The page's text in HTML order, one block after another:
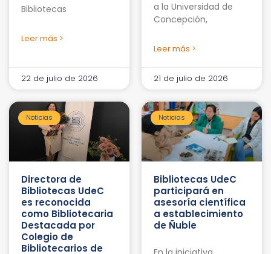
Bibliotecas
Leer más >
22 de julio de 2026
a la Universidad de
Concepción,
Leer más >
21 de julio de 2026
Noticias
Directora de
Bibliotecas UdeC
es reconocida
como Bibliotecaria
Destacada por
Colegio de
Bibliotecarios de
Noticias
Bibliotecas UdeC
participará en
asesoría científica
a establecimiento
de Ñuble